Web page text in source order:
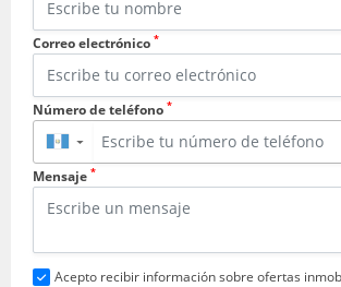
Correo electrónico *
Número de teléfono *
▼
Mensaje *
Acepto recibir información sobre ofertas